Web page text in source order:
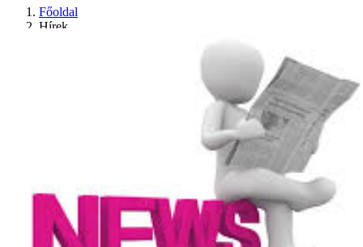
Főoldal
Hírek
Nincs kategorizálva